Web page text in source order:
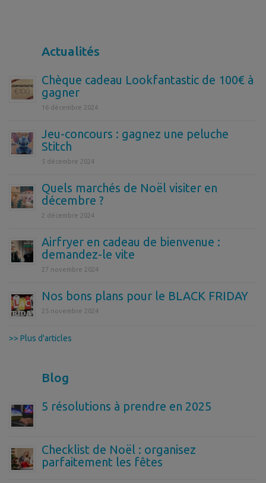
Actualités
Chèque cadeau Lookfantastic de 100€ à
gagner
16 décembre 2024
Jeu-concours : gagnez une peluche
Stitch
5 décembre 2024
Quels marchés de Noël visiter en
décembre ?
2 décembre 2024
Airfryer en cadeau de bienvenue :
demandez-le vite
27 novembre 2024
Nos bons plans pour le BLACK FRIDAY
25 novembre 2024
>> Plus d'articles
Blog
5 résolutions à prendre en 2025
Checklist de Noël : organisez
parfaitement les fêtes